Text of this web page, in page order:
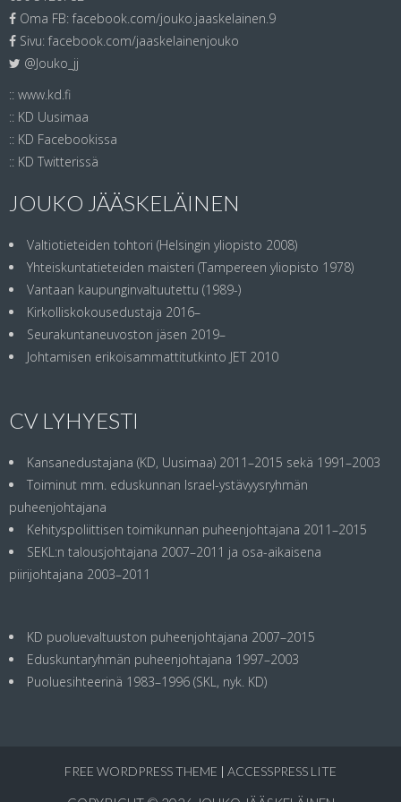
Oma FB: facebook.com/jouko.jaaskelainen.9
Sivu: facebook.com/jaaskelainenjouko
@Jouko_jj
:: www.kd.fi
:: KD Uusimaa
:: KD Facebookissa
:: KD Twitterissä
JOUKO JÄÄSKELÄINEN
Valtiotieteiden tohtori (Helsingin yliopisto 2008)
Yhteiskuntatieteiden maisteri (Tampereen yliopisto 1978)
Vantaan kaupunginvaltuutettu (1989-)
Kirkolliskokousedustaja 2016–
Seurakuntaneuvoston jäsen 2019–
Johtamisen erikoisammattitutkinto JET 2010
CV LYHYESTI
Kansanedustajana (KD, Uusimaa) 2011–2015 sekä 1991–2003
Toiminut mm. eduskunnan Israel-ystävyysryhmän
puheenjohtajana
Kehityspoliittisen toimikunnan puheenjohtajana 2011–2015
SEKL:n talousjohtajana 2007–2011 ja osa-aikaisena
piirijohtajana 2003–2011
KD puoluevaltuuston puheenjohtajana 2007–2015
Eduskuntaryhmän puheenjohtajana 1997–2003
Puoluesihteerinä 1983–1996 (SKL, nyk. KD)
FREE WORDPRESS THEME | ACCESSPRESS LITE